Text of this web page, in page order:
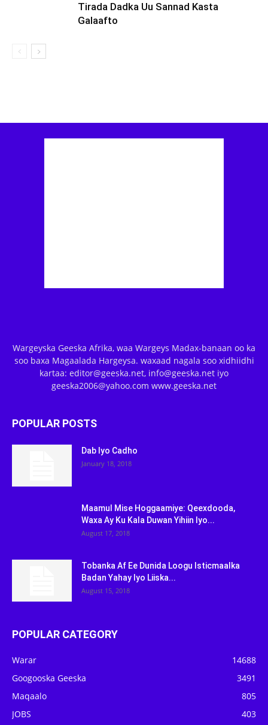
Tirada Dadka Uu Sannad Kasta
Galaafto
Wargeyska Geeska Afrika, waa Wargeys Madax-banaan oo ka
soo baxa Magaalada Hargeysa. waxaad nagala soo xidhiidhi
kartaa: editor@geeska.net, info@geeska.net iyo
geeska2006@yahoo.com www.geeska.net
POPULAR POSTS
Dab Iyo Cadho
January 18, 2018
Maamul Mise Hoggaamiye: Qeexdooda,
Waxa Ay Ku Kala Duwan Yihiin Iyo...
August 17, 2018
Tobanka Af Ee Dunida Loogu Isticmaalka
Badan Yahay Iyo Liiska...
August 15, 2018
POPULAR CATEGORY
Warar
14688
Googooska Geeska
3491
Maqaalo
805
JOBS
403